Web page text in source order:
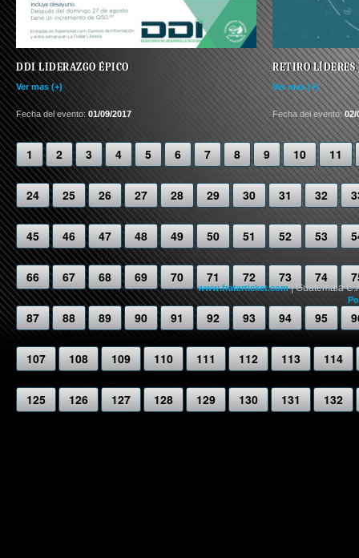
DDI LIDERAZGO ÉPICO
Ver mas (+)
Fecha del evento:01/09/2017
RETIRO LÍDERES
Ver mas (+)
Fecha del evento:02/
1 2 3 4 5 6 7 8 9 10 11
24 25 26 27 28 29 30 31 32
45 46 47 48 49 50 51 52 53
66 67 68 69 70 71 72 73 74
87 88 89 90 91 92 93 94 95
107 108 109 110 111 112 113 114
125 126 127 128 129 130 131 132
www.fraterticket.com | Guatemala